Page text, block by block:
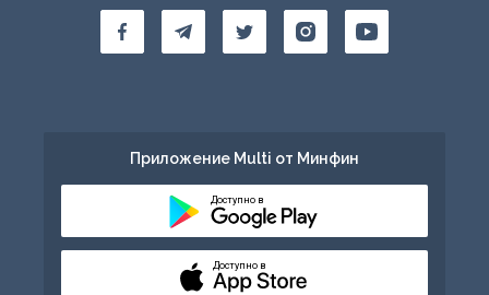
Приложение Multi от Минфин
Доступно в
Доступно в